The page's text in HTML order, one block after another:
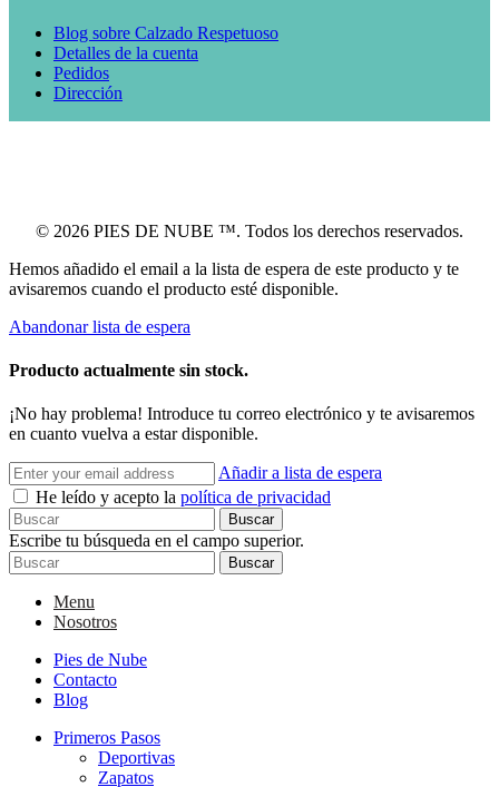
Blog sobre Calzado Respetuoso
Detalles de la cuenta
Pedidos
Dirección
© 2026 PIES DE NUBE ™. Todos los derechos reservados.
Hemos añadido el email a la lista de espera de este producto y te
avisaremos cuando el producto esté disponible.
Abandonar lista de espera
Producto actualmente sin stock.
¡No hay problema! Introduce tu correo electrónico y te avisaremos
en cuanto vuelva a estar disponible.
Añadir a lista de espera
He leído y acepto la política de privacidad
Buscar
Escribe tu búsqueda en el campo superior.
Buscar
Menu
Nosotros
Pies de Nube
Contacto
Blog
Primeros Pasos
Deportivas
Zapatos